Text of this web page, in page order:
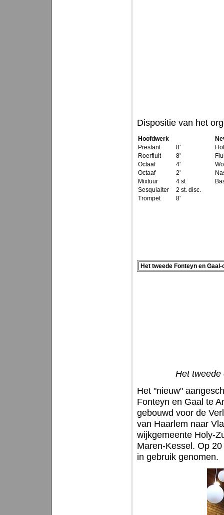
Dispositie van het
Hoofdwerk
Prestant
8'
Roerfluit
8'
Octaaf
4'
Octaaf
2'
Mixtuur
4 st
Sesquialter
2 st. disc.
Trompet
8'
Het tweede Fonteyn en
Het tweede
Het "nieuw"
Fonteyn en Gaal te
gebouwd voor de
van Haarlem naar
wijkgemeente Holy-
Maren-Kessel. Op
in gebruik genomen.